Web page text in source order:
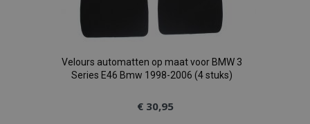
Velours automatten op maat voor BMW 3
Series E46 Bmw 1998-2006 (4 stuks)
€ 30,95